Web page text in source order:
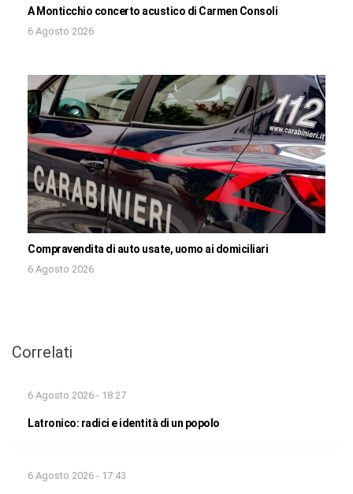
A Monticchio concerto acustico di Carmen Consoli
6 Agosto 2026
Compravendita di auto usate, uomo ai domiciliari
6 Agosto 2026
Correlati
6 Agosto 2026 - 18:27
Latronico: radici e identità di un popolo
6 Agosto 2026 - 17:43